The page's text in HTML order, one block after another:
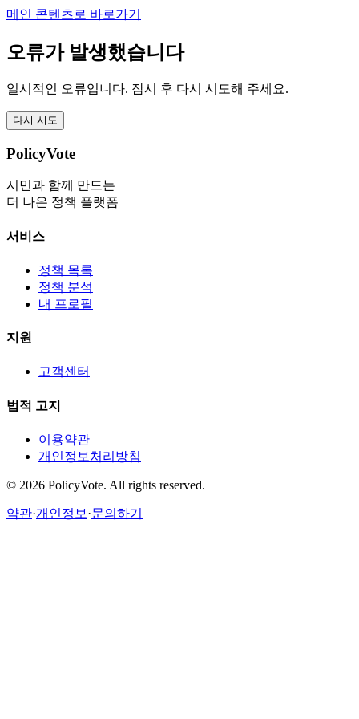
메인 콘텐츠로 바로가기
오류가 발생했습니다
일시적인 오류입니다. 잠시 후 다시 시도해 주세요.
다시 시도
PolicyVote
시민과 함께 만드는
더 나은 정책 플랫폼
서비스
정책 목록
정책 분석
내 프로필
지원
고객센터
법적 고지
이용약관
개인정보처리방침
© 2026 PolicyVote. All rights reserved.
약관·개인정보 ·문의하기